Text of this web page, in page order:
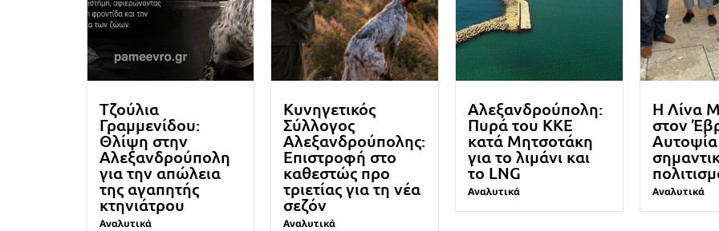
Τζούλια
Γραμμενίδου:
Θλίψη στην
Αλεξανδρούπολη
για την απώλεια
της αγαπητής
κτηνιάτρου
Αναλυτικά
Κυνηγετικός
Σύλλογος
Αλεξανδρούπολης:
Επιστροφή στο
καθεστώς προ
τριετίας για τη νέα
σεζόν
Αναλυτικά
Αλεξανδρούπολη:
Πυρά του ΚΚΕ
κατά Μητσοτάκη
για το λιμάνι και
το LNG
Αναλυτικά
Η Λίνα
στον
Αναλυτικά